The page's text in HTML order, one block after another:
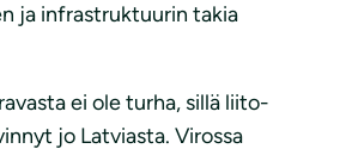
ja infrastruktuurin takia
ei ole turha, sillä liito-
jo Latviasta. Virossa